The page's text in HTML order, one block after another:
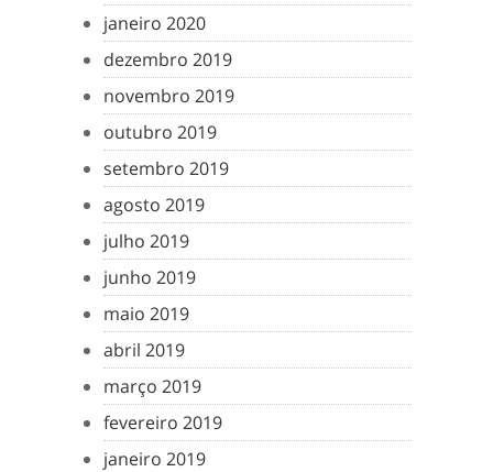
janeiro 2020
dezembro 2019
novembro 2019
outubro 2019
setembro 2019
agosto 2019
julho 2019
junho 2019
maio 2019
abril 2019
março 2019
fevereiro 2019
janeiro 2019